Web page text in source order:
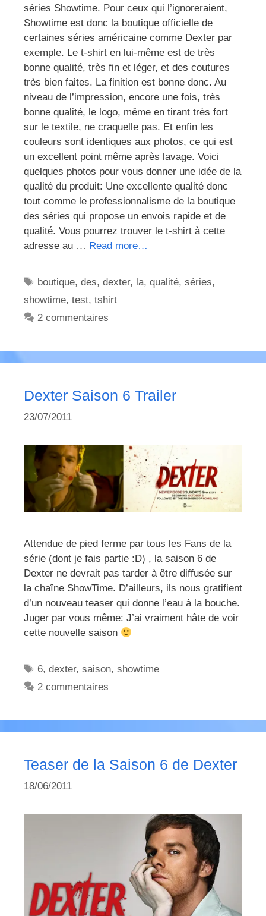
séries Showtime. Pour ceux qui l’ignoreraient,
Showtime est donc la boutique officielle de
certaines séries américaine comme Dexter par
exemple. Le t-shirt en lui-même est de très
bonne qualité, très fin et léger, et des coutures
très bien faites. La finition est bonne donc. Au
niveau de l’impression, encore une fois, très
bonne qualité, le logo, même en tirant très fort
sur le textile, ne craquelle pas. Et enfin les
couleurs sont identiques aux photos, ce qui est
un excellent point même après lavage. Voici
quelques photos pour vous donner une idée de la
qualité du produit: Une excellente qualité donc
tout comme le professionnalisme de la boutique
des séries qui propose un envois rapide et de
qualité. Vous pourrez trouver le t-shirt à cette
adresse au … Read more…
Étiquettes
boutique,des,dexter, la,qualité,séries,
showtime, test, tshirt
2 commentaires
Dexter Saison 6 Trailer
23/07/2011
Attendue de pied ferme par tous les Fans de la
série (dont je fais partie :D) , la saison 6 de
Dexter ne devrait pas tarder à être diffusée sur
la chaîne ShowTime. D’ailleurs, ils nous gratifient
d’un nouveau teaser qui donne l’eau à la bouche.
Juger par vous même: J’ai vraiment hâte de voir
cette nouvelle saison
Étiquettes
6,dexter,saison,showtime
2 commentaires
Teaser de la Saison 6 de Dexter
18/06/2011